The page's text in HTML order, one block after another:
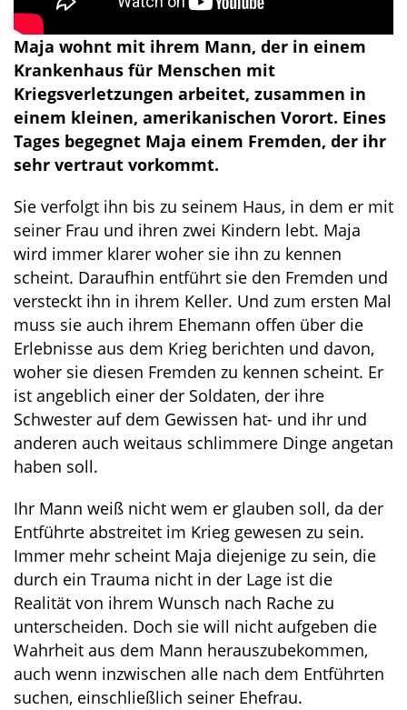
Maja wohnt mit ihrem Mann, der in einem
Krankenhaus für Menschen mit
Kriegsverletzungen arbeitet, zusammen in
einem kleinen, amerikanischen Vorort. Eines
Tages begegnet Maja einem Fremden, der ihr
sehr vertraut vorkommt.
Sie verfolgt ihn bis zu seinem Haus, in dem er mit
seiner Frau und ihren zwei Kindern lebt. Maja
wird immer klarer woher sie ihn zu kennen
scheint. Daraufhin entführt sie den Fremden und
versteckt ihn in ihrem Keller. Und zum ersten Mal
muss sie auch ihrem Ehemann offen über die
Erlebnisse aus dem Krieg berichten und davon,
woher sie diesen Fremden zu kennen scheint. Er
ist angeblich einer der Soldaten, der ihre
Schwester auf dem Gewissen hat- und ihr und
anderen auch weitaus schlimmere Dinge angetan
haben soll.
Ihr Mann weiß nicht wem er glauben soll, da der
Entführte abstreitet im Krieg gewesen zu sein.
Immer mehr scheint Maja diejenige zu sein, die
durch ein Trauma nicht in der Lage ist die
Realität von ihrem Wunsch nach Rache zu
unterscheiden. Doch sie will nicht aufgeben die
Wahrheit aus dem Mann herauszubekommen,
auch wenn inzwischen alle nach dem Entführten
suchen, einschließlich seiner Ehefrau.